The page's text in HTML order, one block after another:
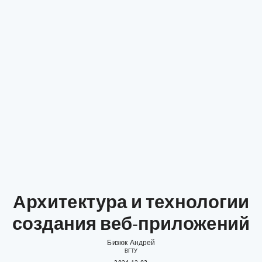
Архитектура и технологии
создания веб-приложений
Бизюк Андрей
ВГТУ